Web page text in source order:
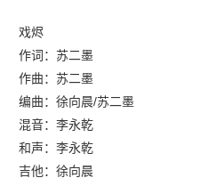
戏烬
作词：苏二墨
作曲：苏二墨
编曲：徐向晨/苏二墨
混音：李永乾
和声：李永乾
吉他：徐向晨